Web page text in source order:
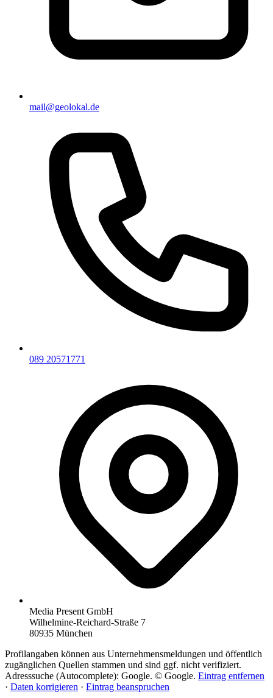
mail@geolokal.de
089 20571771
Media Present GmbH
Wilhelmine-Reichard-Straße 7
80935 München
Profilangaben können aus Unternehmensmeldungen und öffentlich
zugänglichen Quellen stammen und sind ggf. nicht verifiziert.
Adresssuche (Autocomplete): Google. © Google. Eintrag entfernen
· Daten korrigieren · Eintrag beanspruchen